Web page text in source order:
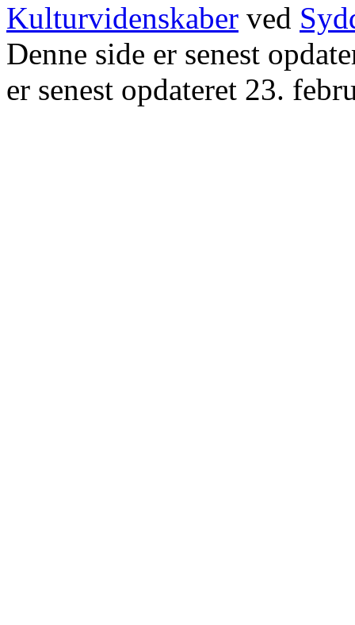
Kulturvidenskaber ved
Denne side er senest
er senest opdateret 23.